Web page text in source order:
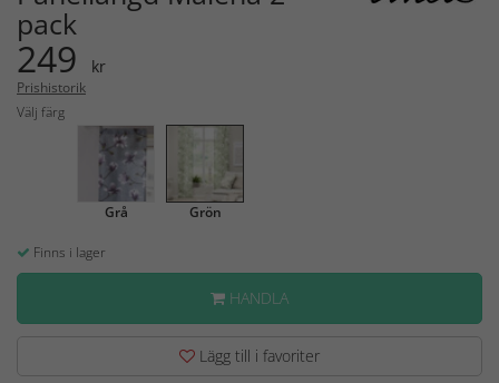
pack
249 kr
Prishistorik
Välj färg
Grå Grön
Finns i lager
HANDLA
Lägg till i favoriter